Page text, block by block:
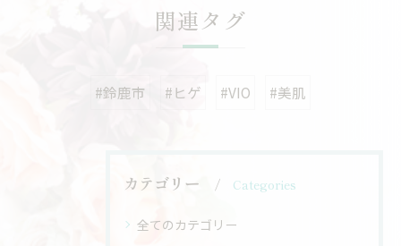
関連タグ
#鈴鹿市 #ヒゲ #VIO #美肌
カテゴリー Categories
全てのカテゴリー